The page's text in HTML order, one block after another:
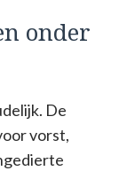
onder
De
vorst,